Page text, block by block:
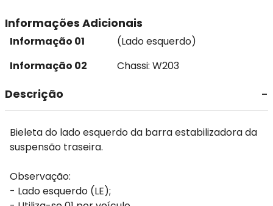
Informações Adicionais
Informação 01
(Lado esquerdo)
Informação 02
Chassi: W203
Descrição
Bieleta do lado esquerdo da barra estabilizadora da
suspensão traseira.
Observação:
- Lado esquerdo (LE);